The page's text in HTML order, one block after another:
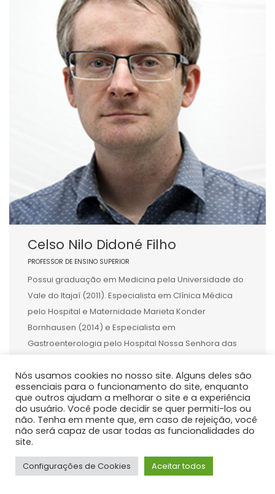
Celso Nilo Didoné Filho
PROFESSOR DE ENSINO SUPERIOR
Possui graduação em Medicina pela Universidade do
Vale do Itajaí (2011). Especialista em Clínica Médica
pelo Hospital e Maternidade Marieta Konder
Bornhausen (2014) e Especialista em
Gastroenterologia pelo Hospital Nossa Senhora das
Hepatologia desde 2018. Mestre e Doutor em Medicina
Interna pelo Hospital de Clínicas da Universidade
Federal […]
Nós usamos cookies no nosso site. Alguns deles são
essenciais para o funcionamento do site, enquanto
que outros ajudam a melhorar o site e a experiência
do usuário. Você pode decidir se quer permiti-los ou
não. Tenha em mente que, em caso de rejeição, você
não será capaz de usar todas as funcionalidades do
site.
Configurações de Cookies Aceitar todos